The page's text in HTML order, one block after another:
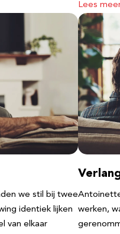
Lees
we stil bij twee
identiek lijken
van elkaar
werken,